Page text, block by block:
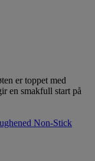
er toppet med
en smakfull start på
Non-Stick